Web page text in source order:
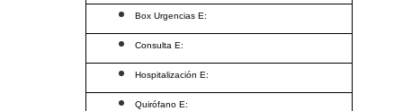
Box Urgencias E:
Consulta E:
Hospitalización E:
Quirófano E: